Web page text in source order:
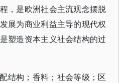
，是欧洲社会主流观念摆脱
展为商业利益主导的现代权
塑造资本主义社会结构的过
结构；香料；社会等级；区